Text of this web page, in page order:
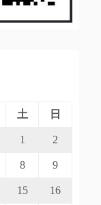
土 日
1 2
8 9
15 16